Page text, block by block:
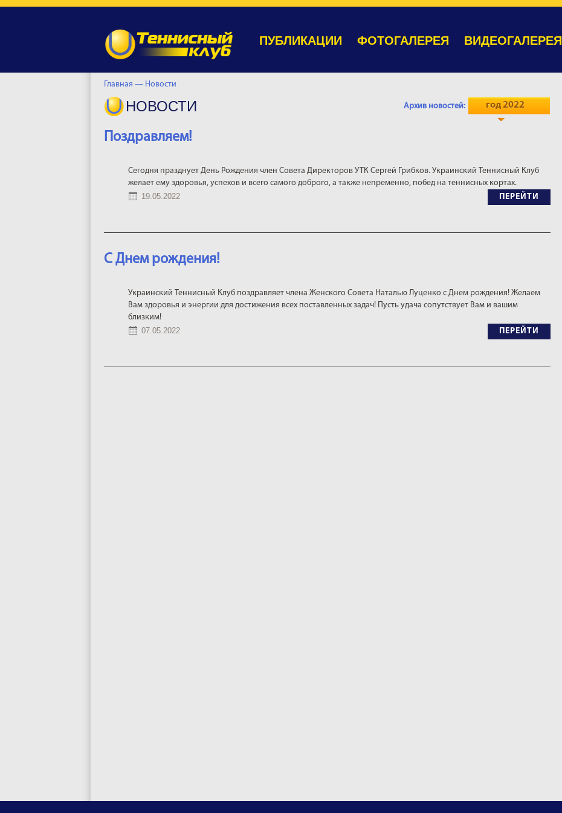
ПУБЛИКАЦИИ ФОТОГАЛЕРЕЯ ВИДЕОГАЛЕРЕЯ
Главная — Новости
НОВОСТИ Архив новостей: год 2022
Поздравляем!
Сегодня празднует День Рождения член Совета Директоров УТК Сергей Грибков. Украинский Теннисный Клуб
желает ему здоровья, успехов и всего самого доброго, а также непременно, побед на теннисных кортах.
19.05.2022
ПЕРЕЙТИ
С Днем рождения!
Украинский Теннисный Клуб поздравляет члена Женского Совета Наталью Луценко с Днем рождения! Желаем
Вам здоровья и энергии для достижения всех поставленных задач! Пусть удача сопутствует Вам и вашим
близким!
07.05.2022
ПЕРЕЙТИ